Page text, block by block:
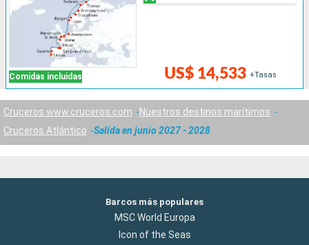
Comidas incluidas US$ 14,533 +Tasas
Cruceros www.cruceros.com
Nuestros destinos marítimos
Cruceros Atlántico
Salida en junio 2027 - 2028
Barcos más populares
MSC World Europa
Icon of the Seas